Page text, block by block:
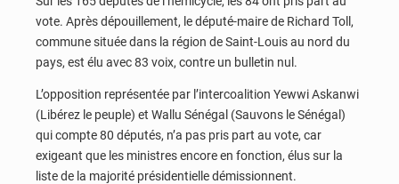
vote. Après dépouillement, le député-maire de Richard Toll,
commune située dans la région de Saint-Louis au nord du
pays, est élu avec 83 voix, contre un bulletin nul.
L’opposition représentée par l’intercoalition Yewwi Askanwi
(Libérez le peuple) et Wallu Sénégal (Sauvons le Sénégal)
qui compte 80 députés, n’a pas pris part au vote, car
exigeant que les ministres encore en fonction, élus sur la
liste de la majorité présidentielle démissionnent.